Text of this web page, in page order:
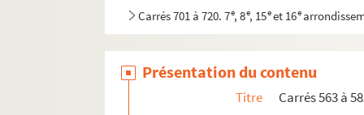
Carrés 701 à 720. 7e, 8e, 15eet 16e
Présentation du contenu
Titre Carrés 563 à